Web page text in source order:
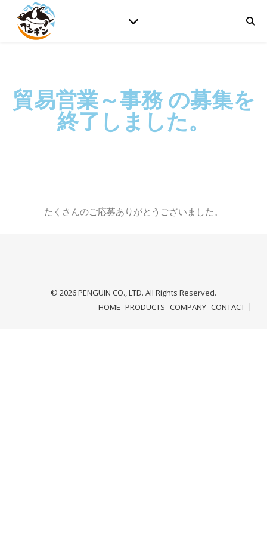
貿易営業～事務 の募集を
終了しました。
たくさんのご応募ありがとうございました。
© 2026 PENGUIN CO., LTD. All Rights Reserved.
HOME PRODUCTS COMPANY CONTACT